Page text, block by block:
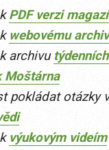
PDF verzi
webovému
archivu
Moštárna
pokládat otázky
výukovým videím